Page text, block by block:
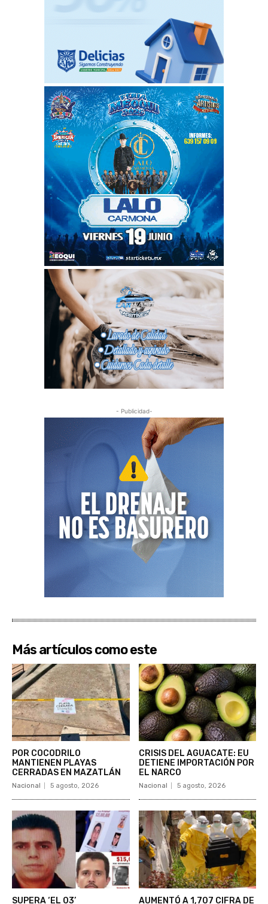
- Publicidad-
Más artículos como este
POR COCODRILO
MANTIENEN PLAYAS
CERRADAS EN MAZATLÁN
Nacional 5 agosto, 2026
CRISIS DEL AGUACATE: EU
DETIENE IMPORTACIÓN POR
EL NARCO
Nacional 5 agosto, 2026
SUPERA ‘EL 03’ AUMENTÓ A 1,707 CIFRA DE